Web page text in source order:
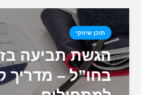
תוכן שיווקי
הגשת תביעה
בחו”ל – מדריך